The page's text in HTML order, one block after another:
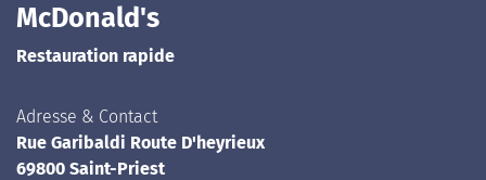
McDonald's
Restauration rapide
Adresse & Contact
Rue Garibaldi Route D'heyrieux
69800 Saint-Priest